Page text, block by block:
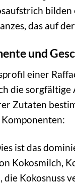
bilden
das auf
und
einer
die sorgfältige
Zutaten
ist das
Kokosmilch,
die Kokosnuss